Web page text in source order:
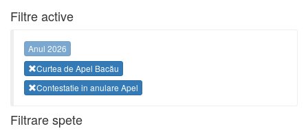
Filtre active
Anul 2026
Curtea de Apel Bacău
Contestatie in anulare Apel
Filtrare spete